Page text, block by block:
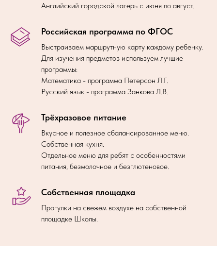
Английский городской лагерь с июня по август.
Российская программа по ФГОС
Выстраиваем маршрутную карту каждому ребенку.
Для изучения предметов используем лучшие
программы:
Математика - программа Петерсон Л.Г.
Русский язык - программа Занкова Л.В.
Трёхразовое питание
Вкусное и полезное сбалансированное меню.
Собственная кухня.
Отдельное меню для ребят с особенностями
питания, безмолочное и безглютеновое.
Собственная площадка
Прогулки на свежем воздухе на собственной
площадке Школы.